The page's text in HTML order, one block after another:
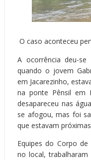
O caso aconteceu
A ocorrência deu-
quando o jovem
em Jacarezinho,
na ponte Pênsil em
desapareceu nas
se afogou, mas foi
que estavam
Equipes do Corpo
no local,